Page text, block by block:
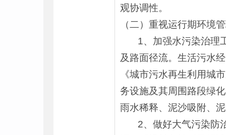
观协调性。
（二）重视运行期环境
1、加强水污染治理工
及路面径流。生活污水
《城市污水再生利用城
务设施及其周围路段绿
雨水稀释、泥沙吸附、
2、做好大气污染防治